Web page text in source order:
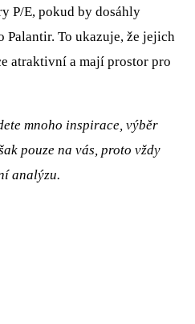
P/E, pokud by dosáhly
Palantir. To ukazuje, že jejich
atraktivní a mají prostor pro
mnoho inspirace, výběr
pouze na vás, proto vždy
analýzu.